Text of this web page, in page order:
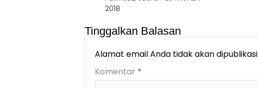
2018
Tinggalkan Balasan
Alamat email Anda tidak akan
Komentar *